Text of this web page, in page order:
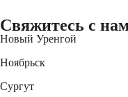
Свяжитесь с
Новый Уренгой
Ноябрьск
Сургут